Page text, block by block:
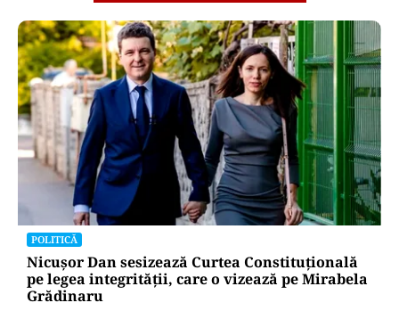
POLITICĂ
Nicușor Dan sesizează Curtea Constituțională
pe legea integrității, care o vizează pe Mirabela
Grădinaru